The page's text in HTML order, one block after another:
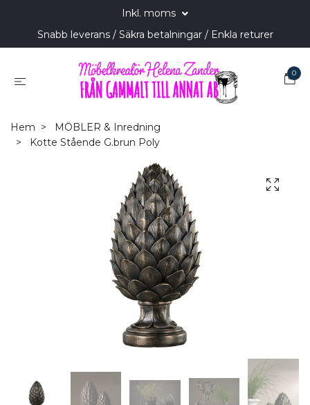
Inkl. moms
Snabb leverans / Säkra betalningar / Enkla returer
0
Hem
MÖBLER & Inredning
Kotte Stående G.brun Poly